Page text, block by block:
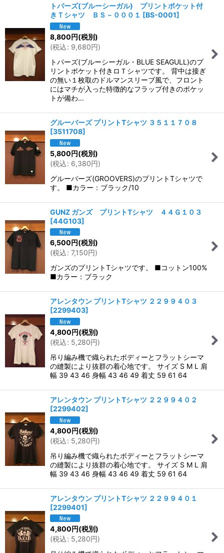
トパーズ(ブルーシーガル) プリントポケット付
きＴシャツ ＢＳ－０００１ [BS-0001]
8,800円(税別)
(税込: 9,680円)
トパーズ(ブルーシーガル・BLUE SEAGULL)のプ
リントポケット付きロＴシャツです。 背中は接ぎ
の無い１枚取のドルマンスリーブ風で、フロント
にはマチが入った特徴的なフラップ付きのポケッ
トが備わ…
グルーバーズ プリントTシャツ ３５１１７０８
[3511708]
5,800円(税別)
(税込: 6,380円)
グルーバーズ(GROOVERS)のプリントTシャツで
す。 ■カラー：ブラック/10
GUNZ ガンズ プリントTシャツ ４４Ｇ１０３
[44G103]
6,500円(税別)
(税込: 7,150円)
ガンズのプリントTシャツです。 ■コットン100%
■カラー：ブラック
アレンタウン プリントTシャツ ２２９９４０３
[2299403]
4,800円(税別)
(税込: 5,280円)
吊り編み機で織られたボディーとフラットシーマ
の縫製により抜群の着心地です。 サイズ S M L 肩
幅 39 43 46 身幅 43 46 49 着丈 59 61 64
アレンタウン プリントTシャツ ２２９９４０２
[2299402]
4,800円(税別)
(税込: 5,280円)
吊り編み機で織られたボディーとフラットシーマ
の縫製により抜群の着心地です。 サイズ S M L 肩
幅 39 43 46 身幅 43 46 49 着丈 59 61 64
アレンタウン プリントTシャツ ２２９９４０１
[2299401]
4,800円(税別)
(税込: 5,280円)